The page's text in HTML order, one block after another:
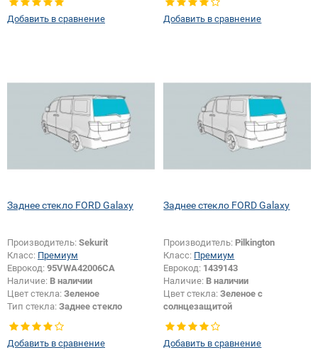
Добавить в сравнение Добавить в сравнение
Заднее стекло FORD Galaxy
Производитель: Sekurit
Класс: Премиум
Еврокод: 95VWA42006CA
Наличие: В наличии
Цвет стекла: Зеленое
Тип стекла: Заднее стекло
Добавить в сравнение
Заднее стекло FORD Galaxy
Производитель: Pilkington
Класс: Премиум
Еврокод: 1439143
Наличие: В наличии
Цвет стекла:Зеленое с
солнцезащитой
Тип стекла:Заднее стекло
Добавить в сравнение